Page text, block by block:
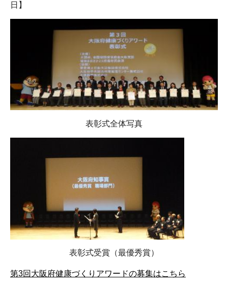
日】
表彰式全体写真
表彰式受賞（最優秀賞）
第3回大阪府健康づくりアワードの募集はこちら